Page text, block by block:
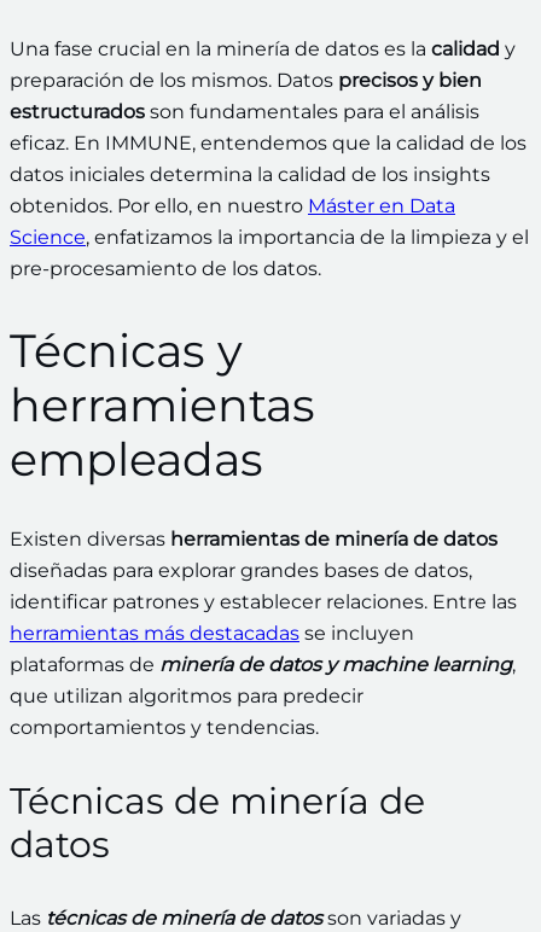
Una fase crucial en la minería de datos es la calidad y
preparación de los mismos. Datos precisos y bien
estructurados son fundamentales para el análisis
eficaz. En IMMUNE, entendemos que la calidad de los
datos iniciales determina la calidad de los insights
obtenidos. Por ello, en nuestro Máster en Data
Science, enfatizamos la importancia de la limpieza y el
pre-procesamiento de los datos.
Técnicas y
herramientas
empleadas
Existen diversas herramientas de minería de datos
diseñadas para explorar grandes bases de datos,
identificar patrones y establecer relaciones. Entre las
herramientas más destacadas se incluyen
plataformas de minería de datos y machine learning,
que utilizan algoritmos para predecir
comportamientos y tendencias.
Técnicas de minería de
datos
Las técnicas de minería de datosson variadas y